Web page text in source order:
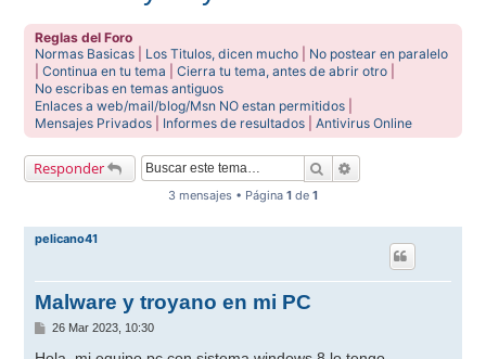
Reglas del Foro
Normas Basicas
Los Titulos, dicen mucho
No postear en paralelo
|Continua en tu tema |Cierra tu tema, antes de abrir otro
No escribas en temas antiguos
Enlaces a web/mail/blog/Msn NO estan permitidos
Mensajes Privados
Informes de resultados |Antivirus Online
Responder Buscar
3 mensajes • Página 1 de 1
pelicano41
Malware y troyano en mi PC
M
n
26 Mar 2023, 10:30